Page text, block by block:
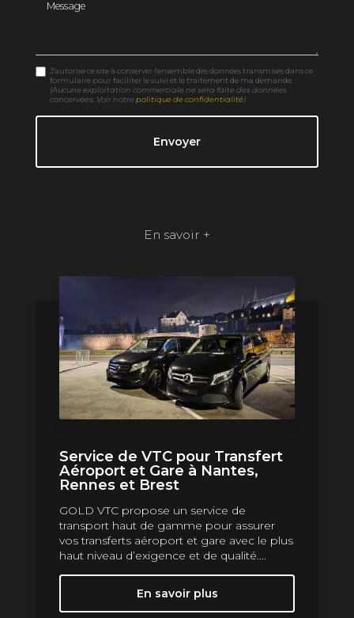
J'autorise ce site à conserver l'ensemble des données transmises dans ce
formulaire pour faciliter le suivi et le traitement de ma demande.
(Aucune exploitation commerciale ne sera faite des données
concervées. Voir notrepolitique de confidentialité)
En savoir +
Service de VTC pour Transfert
Aéroport et Gare à Nantes,
Rennes et Brest
GOLD VTC propose un service de
transport haut de gamme pour assurer
vos transferts aéroport et gare avec le plus
haut niveau d’exigence et de qualité....
En savoir plus